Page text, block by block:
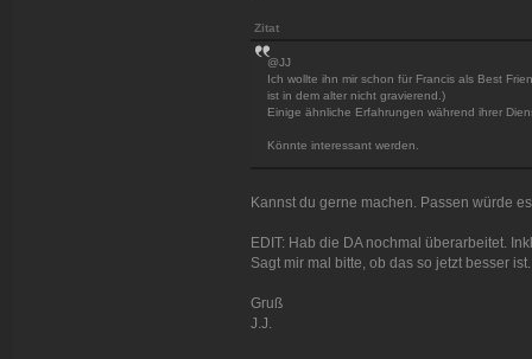
Zitat
@JJ
Ich wollte ihn mir schon für Francis als Best
ist in dem alter nicht gravierend.)
Einige ähnliche Erfahrungen während ihrer
Könnte interessant werden.
Kannst du gerne machen. Passen würde
EDIT: Hab die DA nochmal überarbeitet.
Sagt mir mal bitte, ob das so jetzt besser ist.
Gruß
J.J.